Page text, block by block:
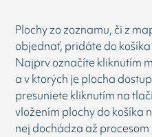
Plochy zo zoznamu, či z
objednať, pridáte do
Najprv označíte kliknutím
a v ktorých je plocha
presuniete kliknutím na
vložením plochy do košíka
nej dochádza až